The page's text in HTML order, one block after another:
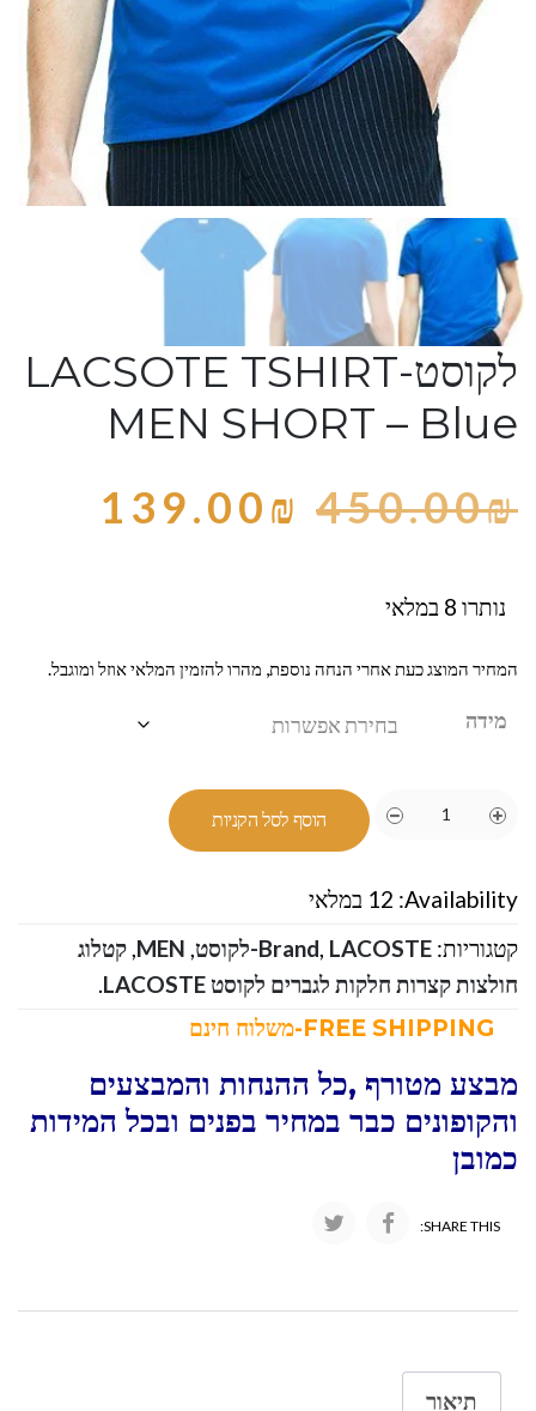
לקוסט-LACSOTE TSHIRT
MEN SHORT – Blue
450.00₪
139.00₪
נותרו 8 במלאי
המחיר המוצג כעת אחרי הנחה נוספת, מהרו להזמין המלאי אוזל ומוגבל.
מידה
הוסף לסל הקניות
Availability: 12 במלאי
קטגוריות:
Brand, LACOSTE-לקוסט ,
MEN
,קטלוג
חולצות קצרות חלקות לגברים לקוסט LACOSTE
.
מבצע מטורף ,כל ההנחות והמבצעים
והקופונים כבר במחיר בפנים ובכל המידות
כמובן
SHARE THIS:
תיאור